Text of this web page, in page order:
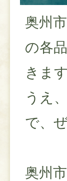
奥州
の各
きま
うえ
で、
奥州